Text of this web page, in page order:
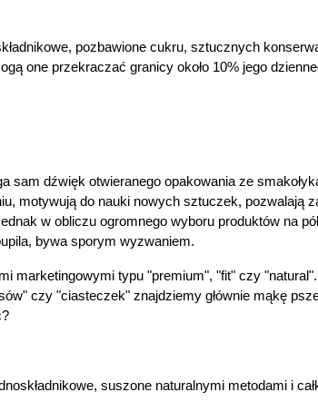
pozbawione cukru, sztucznych
one przekraczać granicy około 10% jego
sam dźwięk otwieranego opakowania ze
motywują do nauki nowych sztuczek, pozwalają
w obliczu ogromnego wyboru produktów na
bywa sporym wyzwaniem.
marketingowymi typu "premium", "fit" czy
czy "ciasteczek" znajdziemy głównie mąkę
suszone naturalnymi metodami i